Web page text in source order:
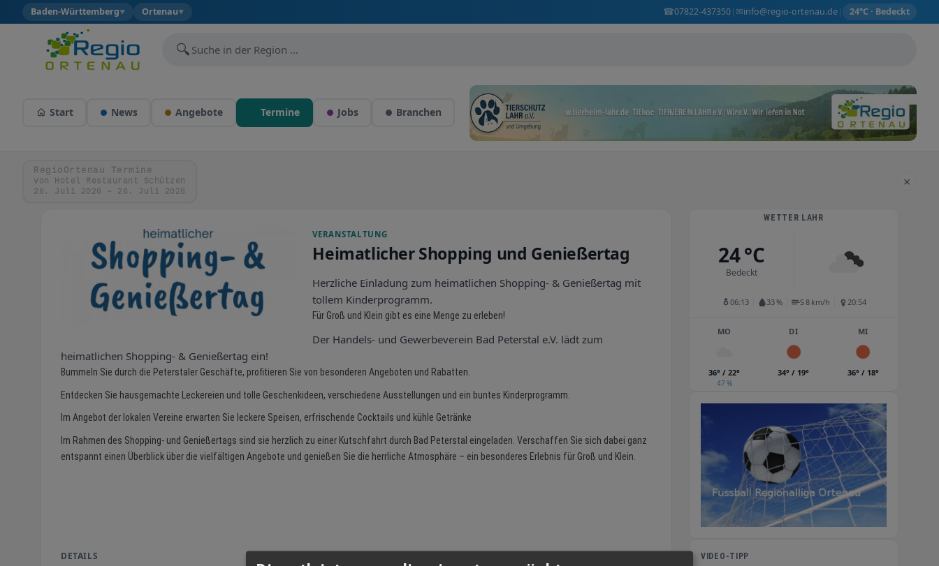
Baden-Württemberg▼ Ortenau▼ ☎07822-437350| ✉info@regio-ortenau.de| 24°C · Bedeckt
🔍
Start News Angebote Termine Jobs Branchen
RegioOrtenau Termine
von Hotel Restaurant Schützen
26. Juli 2026 – 26. Juli 2026
×
VERANSTALTUNG
Heimatlicher Shopping und Genießertag
Herzliche Einladung zum heimatlichen Shopping- & Genießertag mit
tollem Kinderprogramm.
Für Groß und Klein gibt es eine Menge zu erleben!
Der Handels- und Gewerbeverein Bad Peterstal e.V. lädt zum
heimatlichen Shopping- & Genießertag ein!
Bummeln Sie durch die Peterstaler Geschäfte, profitieren Sie von besonderen Angeboten und Rabatten.
Entdecken Sie hausgemachte Leckereien und tolle Geschenkideen, verschiedene Ausstellungen und ein buntes Kinderprogramm.
Im Angebot der lokalen Vereine erwarten Sie leckere Speisen, erfrischende Cocktails und kühle Getränke
Im Rahmen des Shopping- und Genießertags sind sie herzlich zu einer Kutschfahrt durch Bad Peterstal eingeladen. Verschaffen Sie sich dabei ganz
entspannt einen Überblick über die vielfältigen Angebote und genießen Sie die herrliche Atmosphäre – ein besonderes Erlebnis für Groß und Klein.
DETAILS
WETTER LAHR
24 °C
Bedeckt
06:13 33 % S 8 km/h 20:54
MO
36° / 22°
47 %
DI
34° / 19°
MI
36° / 18°
VIDEO-TIPP